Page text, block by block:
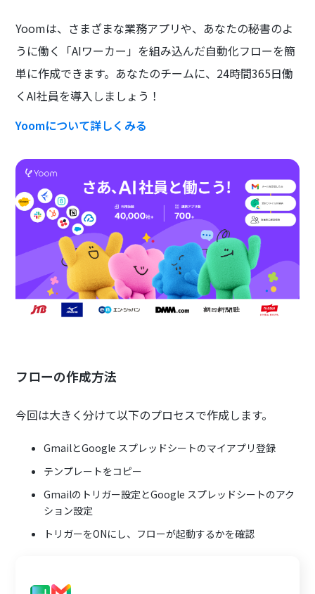
Yoomは、さまざまな業務アプリや、あなたの秘書のよ
うに働く「AIワーカー」を組み込んだ自動化フローを簡
単に作成できます。あなたのチームに、24時間365日働
くAI社員を導入しましょう！
Yoomについて詳しくみる
フローの作成方法
今回は大きく分けて以下のプロセスで作成します。
GmailとGoogle スプレッドシートのマイアプリ登録
テンプレートをコピー
Gmailのトリガー設定とGoogle スプレッドシートのアク
ション設定
トリガーをONにし、フローが起動するかを確認